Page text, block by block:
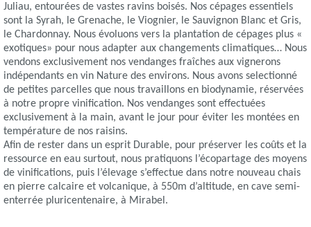
Juliau, entourées de vastes ravins boisés. Nos cépages essentiels
sont la Syrah, le Grenache, le Viognier, le Sauvignon Blanc et Gris,
le Chardonnay. Nous évoluons vers la plantation de cépages plus «
exotiques» pour nous adapter aux changements climatiques… Nous
vendons exclusivement nos vendanges fraîches aux vignerons
indépendants en vin Nature des environs. Nous avons selectionné
de petites parcelles que nous travaillons en biodynamie, réservées
à notre propre vinification. Nos vendanges sont effectuées
exclusivement à la main, avant le jour pour éviter les montées en
température de nos raisins.
Afin de rester dans un esprit Durable, pour préserver les coûts et la
ressource en eau surtout, nous pratiquons l’écopartage des moyens
de vinifications, puis l’élevage s’effectue dans notre nouveau chais
en pierre calcaire et volcanique, à 550m d’altitude, en cave semi-
enterrée pluricentenaire, à Mirabel.